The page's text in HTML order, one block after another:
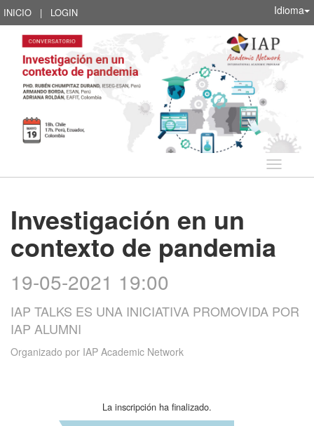
INICIO | LOGIN Idioma
Idioma
Investigación en un
contexto de pandemia
19-05-2021 19:00
IAP TALKS ES UNA INICIATIVA PROMOVIDA POR
IAP ALUMNI
Organizado por IAP Academic Network
La inscripción ha finalizado.